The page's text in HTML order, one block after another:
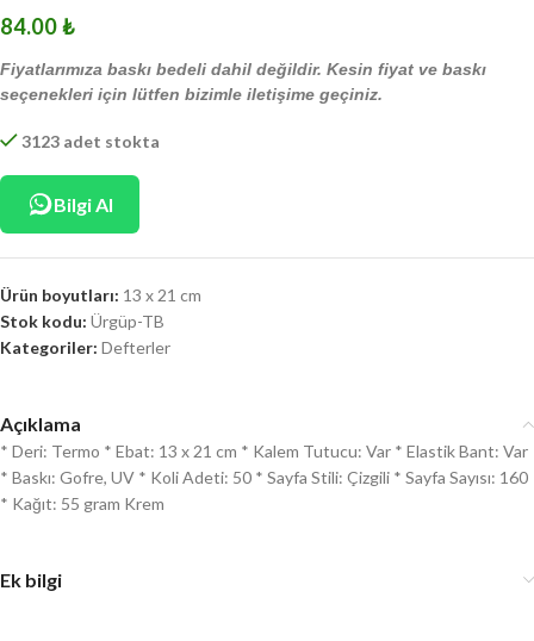
84.00₺
Fiyatlarımıza baskı bedeli dahil değildir. Kesin fiyat ve baskı
seçenekleri için lütfen bizimle iletişime geçiniz.
3123 adet stokta
Bilgi Al
Ürün boyutları: 13 x 21 cm
Stok kodu: Ürgüp-TB
Kategoriler: Defterler
Açıklama
* Deri: Termo * Ebat: 13 x 21 cm * Kalem Tutucu: Var * Elastik Bant: Var
* Baskı: Gofre, UV * Koli Adeti: 50 * Sayfa Stili: Çizgili * Sayfa Sayısı: 160
* Kağıt: 55 gram Krem
Ek bilgi